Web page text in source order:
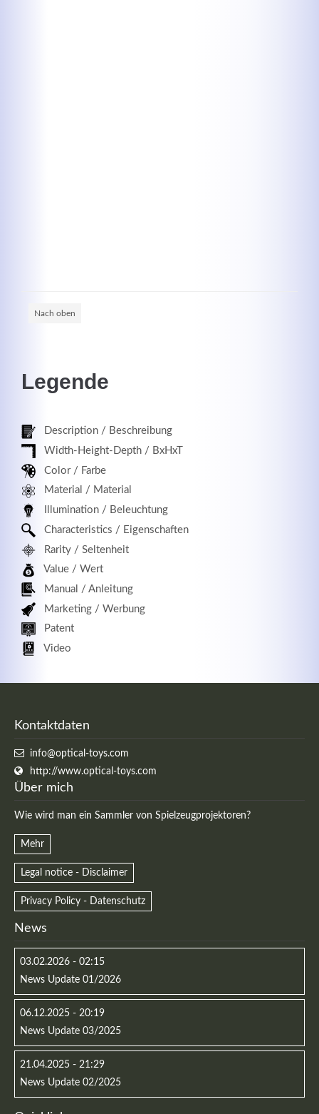
Nach oben
Legende
Description / Beschreibung
Width-Height-Depth / BxHxT
Color / Farbe
Material / Material
Illumination / Beleuchtung
Characteristics / Eigenschaften
Rarity / Seltenheit
Value / Wert
Manual / Anleitung
Marketing / Werbung
Patent
Video
Kontaktdaten
info@optical-toys.com
http://www.optical-toys.com
Über mich
Wie wird man ein Sammler von Spielzeugprojektoren?
Mehr
Legal notice - Disclaimer
Privacy Policy - Datenschutz
News
03.02.2026 - 02:15
News Update 01/2026
06.12.2025 - 20:19
News Update 03/2025
21.04.2025 - 21:29
News Update 02/2025